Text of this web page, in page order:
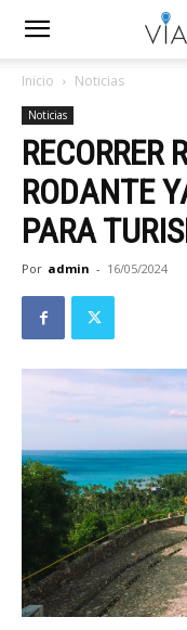
Inicio Noticias
Noticias
RECORRER
RODANTE
PARA
Por admin - 16/05/2024